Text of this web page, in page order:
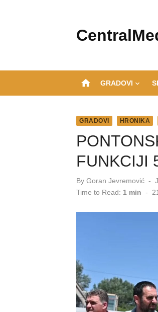
home GRADOVI
GRADOVI HRONIKA
FUNKCIJI
By Goran Jevremović
Time to Read: 1 min -